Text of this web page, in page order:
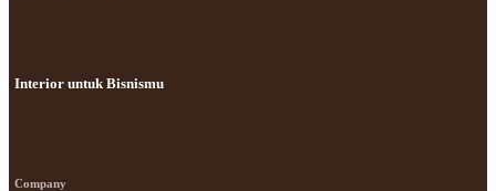
Interior untuk Bisnismu
Company